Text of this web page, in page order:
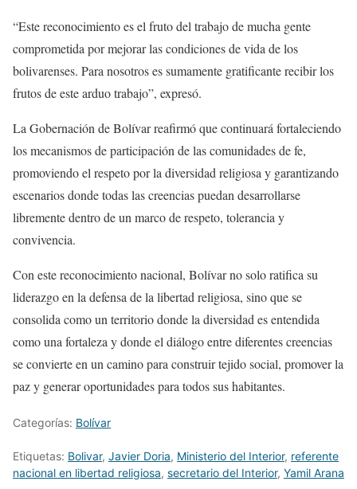
“Este reconocimiento es el fruto del trabajo de mucha gente
comprometida por mejorar las condiciones de vida de los
bolivarenses. Para nosotros es sumamente gratificante recibir los
frutos de este arduo trabajo”, expresó.
La Gobernación de Bolívar reafirmó que continuará fortaleciendo
los mecanismos de participación de las comunidades de fe,
promoviendo el respeto por la diversidad religiosa y garantizando
escenarios donde todas las creencias puedan desarrollarse
libremente dentro de un marco de respeto, tolerancia y
convivencia.
Con este reconocimiento nacional, Bolívar no solo ratifica su
liderazgo en la defensa de la libertad religiosa, sino que se
consolida como un territorio donde la diversidad es entendida
como una fortaleza y donde el diálogo entre diferentes creencias
se convierte en un camino para construir tejido social, promover la
paz y generar oportunidades para todos sus habitantes.
Categorías: Bolívar
Etiquetas: Bolivar, Javier Doria, Ministerio del Interior, referente
nacional en libertad religiosa, secretario del Interior, Yamil Arana